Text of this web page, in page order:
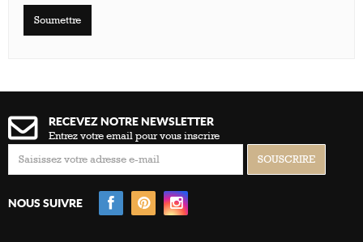
Soumettre
RECEVEZ NOTRE NEWSLETTER
Entrez votre email pour vous inscrire
NOUS SUIVRE